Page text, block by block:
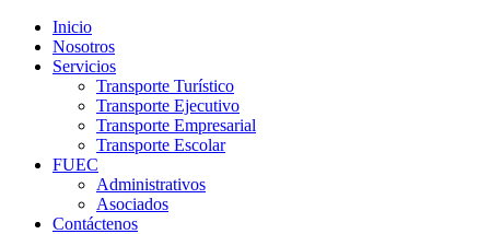
Inicio
Nosotros
Servicios
Transporte Turístico
Transporte Ejecutivo
Transporte Empresarial
Transporte Escolar
FUEC
Administrativos
Asociados
Contáctenos